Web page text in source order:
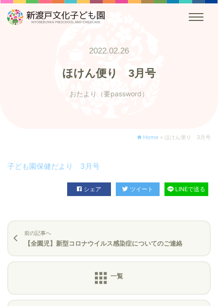
2022.02.26
ほけん便り 3月号
おたより（要password）
Home » ほけん便り 3月号
子ども園保健だより 3月号
シェア ツイート LINEで送る
前の記事へ
【全園児】新型コロナウイルス感染症についてのご連絡